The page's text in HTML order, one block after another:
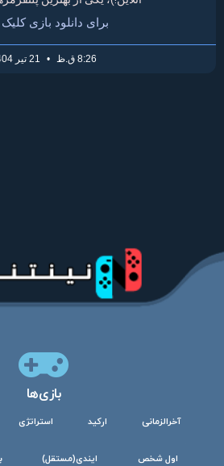
برای دانلود بازی کلیک
8:26 ق.ظ
بازی‌ها
آخرالزمانی ارکید استراتژی
اول شخص ایندی(مستقل)